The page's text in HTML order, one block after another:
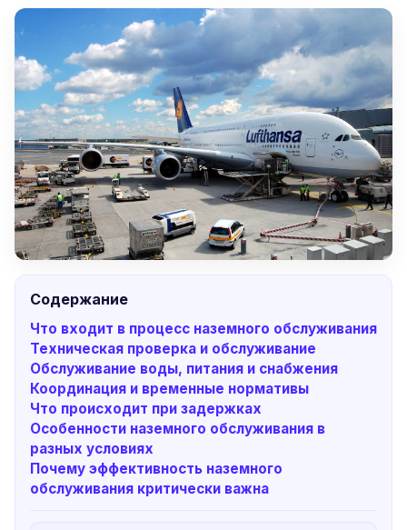
Содержание
Что входит в процесс наземного обслуживания
Техническая проверка и обслуживание
Обслуживание воды, питания и снабжения
Координация и временные нормативы
Что происходит при задержках
Особенности наземного обслуживания в
разных условиях
Почему эффективность наземного
обслуживания критически важна